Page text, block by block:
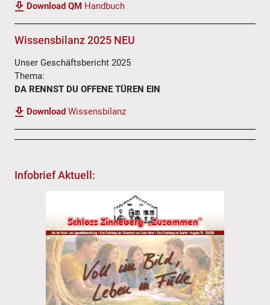
Download QM Handbuch
Wissensbilanz 2025 NEU
Unser Geschäftsbericht 2025
Thema:
DA RENNST DU OFFENE TÜREN EIN
Download Wissensbilanz
Infobrief Aktuell: